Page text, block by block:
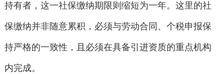
持有者，这一社保缴纳期限则缩短为一年。这里的社
保缴纳并非随意累积，必须与劳动合同、个税申报保
持严格的一致性，且必须在具备引进资质的重点机构
内完成。